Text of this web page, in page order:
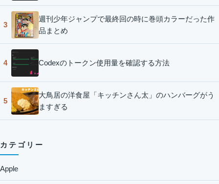
3
週刊少年ジャンプで最終回の時に巻頭カラーだった作
品まとめ
4 Codexのトークン使用量を確認する方法
5
大鳥居の洋食屋「キッチンさん太」のハンバーグがう
ますぎる
カテゴリー
Apple